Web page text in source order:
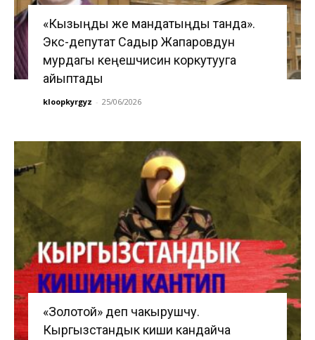
«Кызыңды же мандатыңды танда».
Экс-депутат Садыр Жапаровдун
мурдагы кеңешчисин коркутууга
айыптады
kloopkyrgyz - 25/06/2026
«Золотой» деп чакырушчу.
Кыргызстандык киши кандайча